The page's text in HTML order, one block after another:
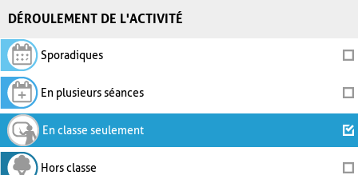
DÉROULEMENT DE L'ACTIVITÉ
Sporadiques
En plusieurs séances
En classe seulement
Hors classe